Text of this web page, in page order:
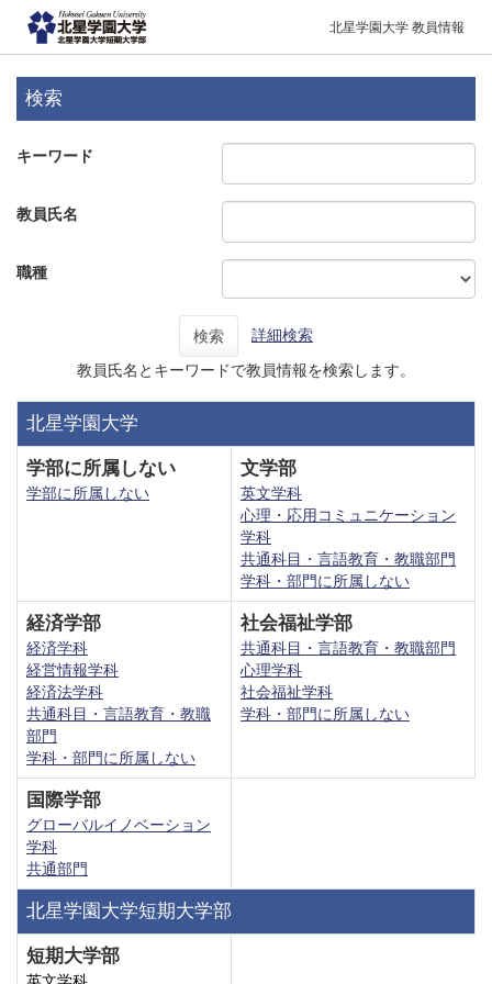
北星学園大学 教員情報
検索
キーワード
教員氏名
職種
検索 詳細検索
教員氏名とキーワードで教員情報を検索します。
北星学園大学
学部に所属しない
学部に所属しない
文学部
英文学科
心理・応用コミュニケーション
学科
共通科目・言語教育・教職部門
学科・部門に所属しない
経済学部
経済学科
経営情報学科
経済法学科
共通科目・言語教育・教職
部門
学科・部門に所属しない
社会福祉学部
共通科目・言語教育・教職部門
心理学科
社会福祉学科
学科・部門に所属しない
国際学部
グローバルイノベーション
学科
共通部門
北星学園大学短期大学部
短期大学部